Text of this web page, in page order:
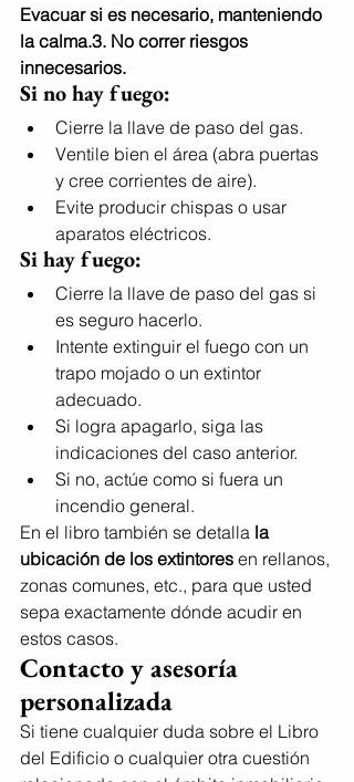
Evacuar si es necesario, manteniendo
la calma.3. No correr riesgos
innecesarios.
Si no hay fuego:
Cierre la llave de paso del gas.
Ventile bien el área (abra puertas
y cree corrientes de aire).
Evite producir chispas o usar
aparatos eléctricos.
Si hay fuego:
Cierre la llave de paso del gas si
es seguro hacerlo.
Intente extinguir el fuego con un
trapo mojado o un extintor
adecuado.
Si logra apagarlo, siga las
indicaciones del caso anterior.
Si no, actúe como si fuera un
incendio general.
En el libro también se detalla la
ubicación de los extintores en rellanos,
zonas comunes, etc., para que usted
sepa exactamente dónde acudir en
estos casos.
Contacto y asesoría
personalizada
Si tiene cualquier duda sobre el Libro
del Edificio o cualquier otra cuestión